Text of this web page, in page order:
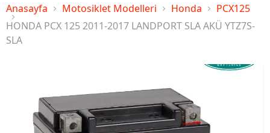
Anasayfa Motosiklet Modelleri Honda
PCX125
HONDA PCX 125 2011-2017 LANDPORT SLA AKÜ YTZ7S-
SLA